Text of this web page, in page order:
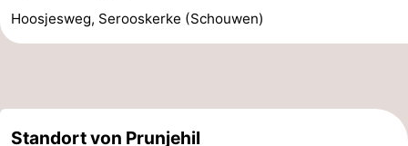
Haag
Rotterdam
-
Duiveland
-
Hoosjesweg, Serooskerke (Schouwen)
Standort von Prunjehil